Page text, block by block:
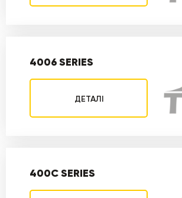
4006 SERIES
ДЕТАЛІ
400С SERIES